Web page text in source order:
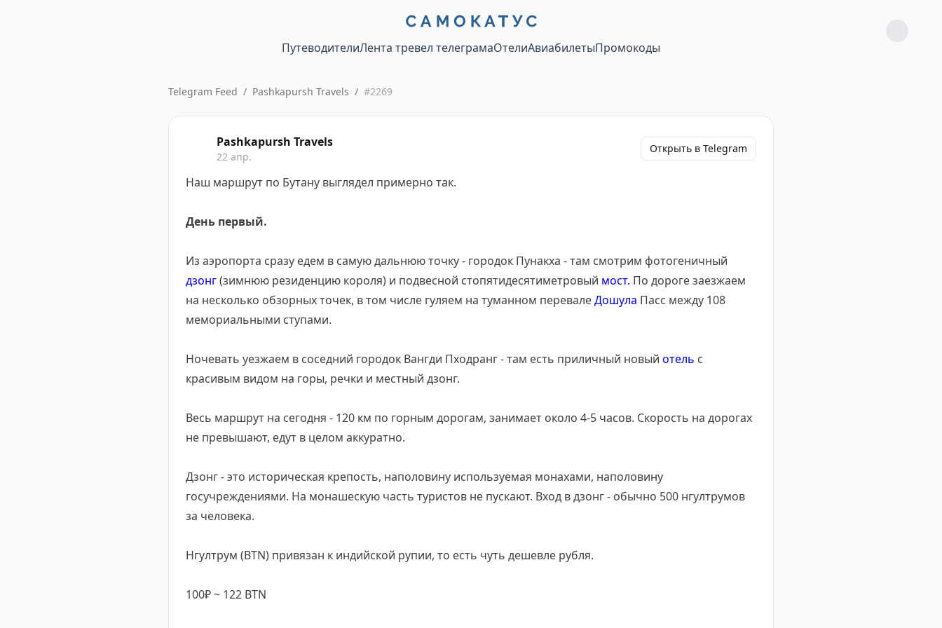
ПутеводителиЛента тревел телеграмаОтелиАвиабилетыПромокоды
Telegram Feed / Pashkapursh Travels / #2269
Pashkapursh Travels
22 апр.
Открыть в Telegram
Наш маршрут по Бутану выглядел примерно так.
День первый.
Из аэропорта сразу едем в самую дальнюю точку - городок Пунакха - там смотрим фотогеничный
дзонг(зимнюю резиденцию короля) и подвесной стопятидесятиметровый мост. По дороге заезжаем
на несколько обзорных точек, в том числе гуляем на туманном перевалеДошула Пасс между 108
мемориальными ступами.
Ночевать уезжаем в соседний городок Вангди Пходранг - там есть приличный новый отель с
красивым видом на горы, речки и местный дзонг.
Весь маршрут на сегодня - 120 км по горным дорогам, занимает около 4-5 часов. Скорость на дорогах
не превышают, едут в целом аккуратно.
Дзонг - это историческая крепость, наполовину используемая монахами, наполовину
госучреждениями. На монашескую часть туристов не пускают. Вход в дзонг - обычно 500 нгултрумов
за человека.
Нгултрум (BTN) привязан к индийской рупии, то есть чуть дешевле рубля.
100₽ ~ 122 BTN